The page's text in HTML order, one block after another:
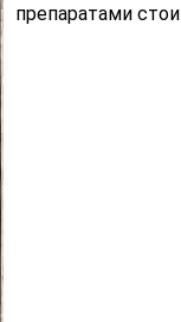
препаратами